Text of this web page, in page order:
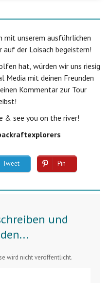
mit unserem ausführlichen
auf der Loisach begeistern!
hat, würden wir uns riesig
Media mit deinen Freunden
Kommentar zur Tour
& see you on the river!
Tweet Pin
und
wird nicht veröffentlicht.